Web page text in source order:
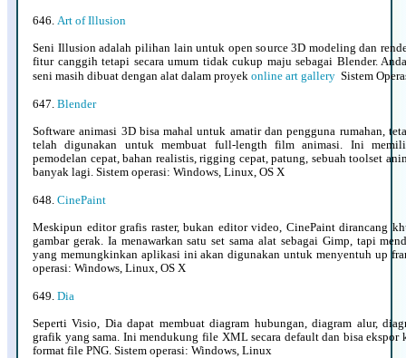
646. Art of Illusion
Seni Illusion adalah pilihan lain untuk open source 3D modeling dan
fitur canggih tetapi secara umum tidak cukup maju sebagai Blender.
seni masih dibuat dengan alat dalam proyek online art gallery Sistem
647. Blender
Software animasi 3D bisa mahal untuk amatir dan pengguna rumahan,
telah digunakan untuk membuat full-length film animasi. Ini
pemodelan cepat, bahan realistis, rigging cepat, patung, sebuah toolset
banyak lagi. Sistem operasi: Windows, Linux, OS X
648. CinePaint
Meskipun editor grafis raster, bukan editor video, CinePaint dirancang
gambar gerak. Ia menawarkan satu set sama alat sebagai Gimp, tapi
yang memungkinkan aplikasi ini akan digunakan untuk menyentuh up
operasi: Windows, Linux, OS X
649. Dia
Seperti Visio, Dia dapat membuat diagram hubungan, diagram alur,
grafik yang sama. Ini mendukung file XML secara default dan bisa ekspor
format file PNG. Sistem operasi: Windows, Linux